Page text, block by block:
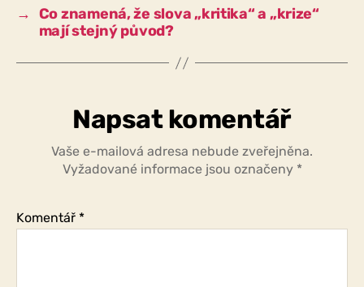
něco
→ Co znamená, že slova „kritika“ a „krize“
mají stejný původ?
Napsat komentář
Vaše e-mailová adresa nebude zveřejněna.
Vyžadované informace jsou označeny *
Komentář *